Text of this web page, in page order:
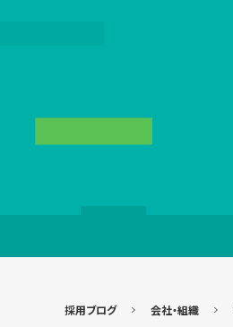
採用ブログ 会社・組織